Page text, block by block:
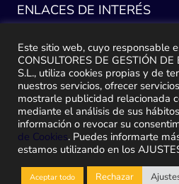
ENLACES DE INTERÉS
Consultoría ERP Sage
Implantación ERP
Plan de ayuda Sage
Migración y traspaso
Medidas Ley Antifraude
Este sitio web, cuyo responsable
CONSULTORES DE GESTIÓN
S.L., utiliza cookies propias y de
nuestros servicios, ofrecer
mostrarle publicidad relacionada
mediante el análisis de sus
información o revocar su
de Cookies. Puedes informarte
estamos utilizando en los
Aceptar todo Rechazar